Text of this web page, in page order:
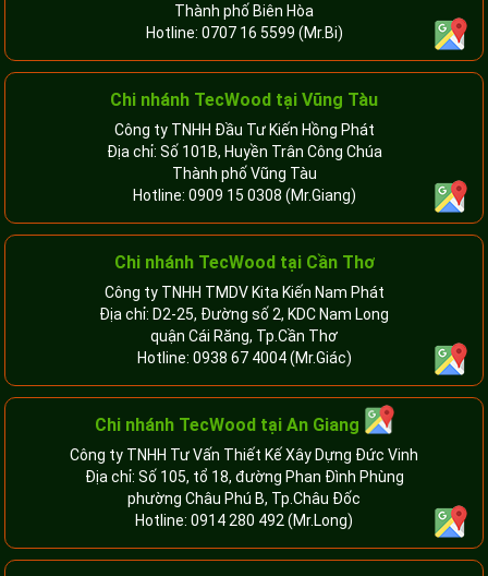
Thành phố Biên Hòa
Hotline: 0707 16 5599 (Mr.Bi)
Chi nhánh TecWood tại Vũng Tàu
Công ty TNHH Đầu Tư Kiến Hồng Phát
Địa chỉ: Số 101B, Huyền Trân Công Chúa
Thành phố Vũng Tàu
Hotline: 0909 15 0308 (Mr.Giang)
Chi nhánh TecWood tại Cần Thơ
Công ty TNHH TMDV Kita Kiến Nam Phát
Địa chỉ: D2-25, Đường số 2, KDC Nam Long
quận Cái Răng, Tp.Cần Thơ
Hotline: 0938 67 4004(Mr.Giác)
Chi nhánh TecWood tại An Giang
Công ty TNHH Tư Vấn Thiết Kế Xây Dựng Đức Vinh
Địa chỉ: Số 105, tổ 18, đường Phan Đình Phùng
phường Châu Phú B, Tp.Châu Đốc
Hotline: 0914 280 492(Mr.Long)